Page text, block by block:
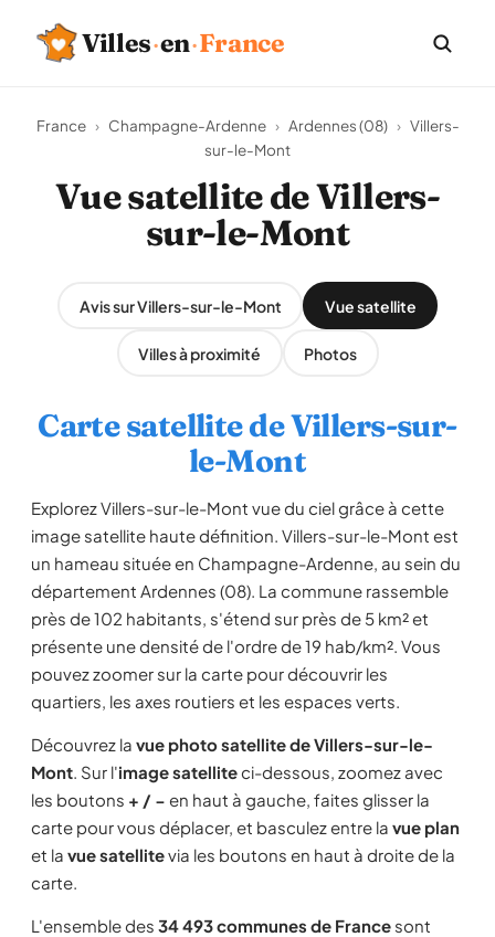
Villes·en·France
France › Champagne-Ardenne › Ardennes (08) › Villers-
sur-le-Mont
Vue satellite de Villers-
sur-le-Mont
Avis sur Villers-sur-le-Mont Vue satellite
Villes à proximité Photos
Carte satellite de Villers-sur-
le-Mont
Explorez Villers-sur-le-Mont vue du ciel grâce à cette
image satellite haute définition. Villers-sur-le-Mont est
un hameau située en Champagne-Ardenne, au sein du
département Ardennes (08). La commune rassemble
près de 102 habitants, s'étend sur près de 5 km² et
présente une densité de l'ordre de 19 hab/km². Vous
pouvez zoomer sur la carte pour découvrir les
quartiers, les axes routiers et les espaces verts.
Découvrez la vue photo satellite de Villers-sur-le-
Mont. Sur l'image satelliteci-dessous, zoomez avec
les boutons + / − en haut à gauche, faites glisser la
carte pour vous déplacer, et basculez entre la vue plan
et la vue satellitevia les boutons en haut à droite de la
carte.
L'ensemble des 34 493 communes de France sont